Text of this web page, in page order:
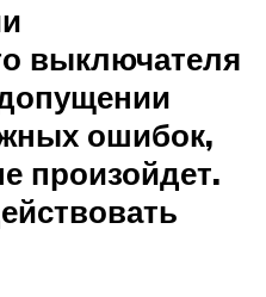
выключателя
ошибок,
произойдет.